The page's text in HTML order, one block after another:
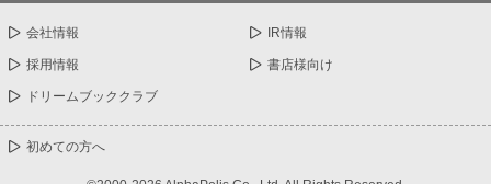
会社情報 IR情報
採用情報 書店様向け
ドリームブッククラブ
初めての方へ